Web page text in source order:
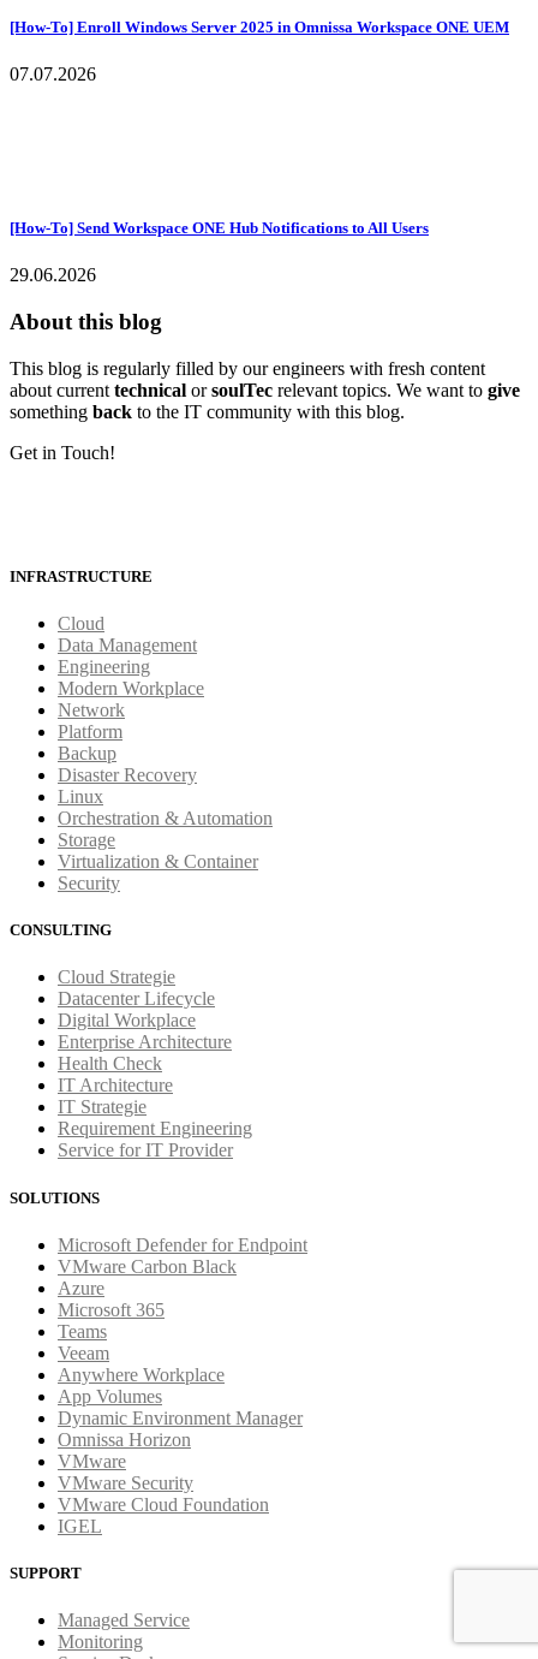
[How-To] Enroll Windows Server 2025 in Omnissa Workspace ONE UEM
07.07.2026
[How-To] Send Workspace ONE Hub Notifications to All Users
29.06.2026
About this blog
This blog is regularly filled by our engineers with fresh content
about current technical orsoulTec relevant topics. We want to give
something back to the IT community with this blog.
Get in Touch!
INFRASTRUCTURE
Cloud
Data Management
Engineering
Modern Workplace
Network
Platform
Backup
Disaster Recovery
Linux
Orchestration & Automation
Storage
Virtualization & Container
Security
CONSULTING
Cloud Strategie
Datacenter Lifecycle
Digital Workplace
Enterprise Architecture
Health Check
IT Architecture
IT Strategie
Requirement Engineering
Service for IT Provider
SOLUTIONS
Microsoft Defender for Endpoint
VMware Carbon Black
Azure
Microsoft 365
Teams
Veeam
Anywhere Workplace
App Volumes
Dynamic Environment Manager
Omnissa Horizon
VMware
VMware Security
VMware Cloud Foundation
IGEL
SUPPORT
Managed Service
Monitoring